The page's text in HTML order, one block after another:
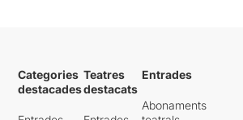
Categories
destacades
Teatres
destacats
Entrades
Abonaments